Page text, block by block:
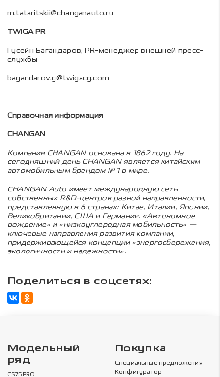
m.tataritskii@changanauto.ru
TWIGA PR
Гусейн Багандаров, PR-менеджер внешней пресс-
службы
bagandarov.g@twigacg.com
Справочная информация
CHANGAN
Компания CHANGAN основана в 1862 году. На
сегодняшний день CHANGAN является китайским
автомобильным брендом № 1 в мире.
CHANGAN Auto имеет международную сеть
собственных R&D-центров разной направленности,
представленную в 6 странах: Китае, Италии, Японии,
Великобритании, США и Германии. «Автономное
вождение» и «низкоуглеродная мобильность» —
ключевые направления развития компании,
придерживающейся концепции «энергосбережения,
экологичности и надежности».
Поделиться в соцсетях:
Модельный
ряд
CS75PRO
Покупка
Специальные предложения
Конфигуратор